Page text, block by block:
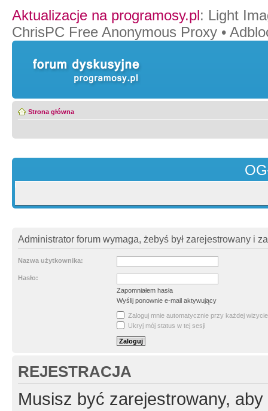
Aktualizacje na programosy.pl: Light
ChrisPC Free Anonymous Proxy •
Strona główna
Administrator forum wymaga, żebyś był zarejestrowany i
Nazwa użytkownika:
Hasło:
Zapomniałem hasła
Wyślij ponownie e-mail aktywujący
Zaloguj mnie automatycznie przy każdej wizycie
Ukryj mój status w tej sesji
REJESTRACJA
Musisz być zarejestrowany,